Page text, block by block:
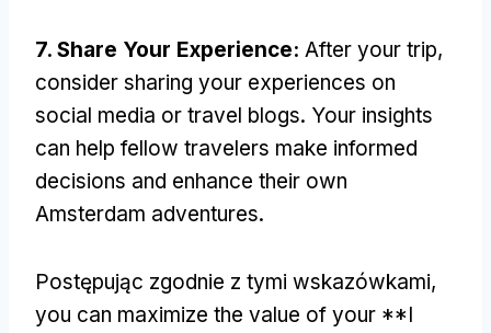
7. Share Your Experience: After your trip,
consider sharing your experiences on
social media or travel blogs. Your insights
can help fellow travelers make informed
decisions and enhance their own
Amsterdam adventures.
Postępując zgodnie z tymi wskazówkami,
you can maximize the value of your **I